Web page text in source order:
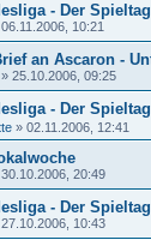
- Der
06.11.2006, 10:21
an Ascaron -
» 25.10.2006, 09:25
- Der
» 02.11.2006, 12:41
30.10.2006, 20:49
- Der
27.10.2006, 10:43